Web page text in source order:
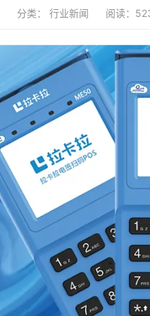
分类： 行业新闻 阅读：